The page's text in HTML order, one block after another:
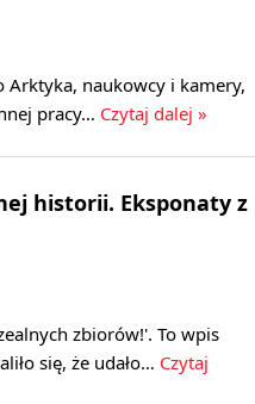
Arktyka, naukowcy i kamery,
pracy… Czytaj dalej »
historii. Eksponaty z
zbiorów!'. To wpis
się, że udało… Czytaj